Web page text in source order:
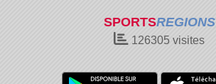
SPORTSREGIONS
126305 visites